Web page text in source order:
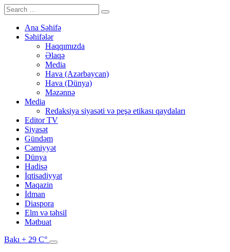
Ana Səhifə
Səhifələr
Haqqımızda
Əlaqə
Media
Hava (Azərbaycan)
Hava (Dünya)
Məzənnə
Media
Redaksiya siyasəti və peşə etikası qaydaları
Editor TV
Siyasət
Gündəm
Cəmiyyət
Dünya
Hadisə
İqtisadiyyat
Maqazin
İdman
Diaspora
Elm və təhsil
Mətbuat
Bakı + 29 C°